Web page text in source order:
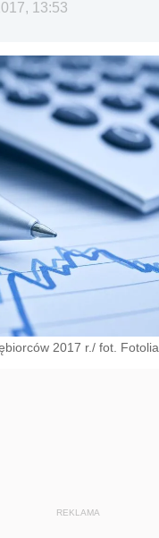
13:53
2017 r./ fot. Fotolia